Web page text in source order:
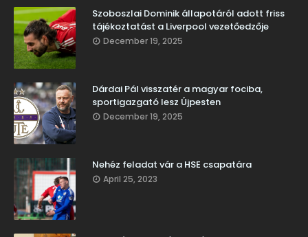
Szoboszlai Dominik állapotáról adott friss
tájékoztatást a Liverpool vezetőedzője
December 19, 2025
Dárdai Pál visszatér a magyar fociba,
sportigazgató lesz Újpesten
December 19, 2025
Nehéz feladat vár a HSE csapatára
April 25, 2023